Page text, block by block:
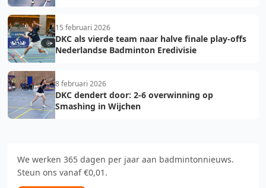
15 februari 2026
DKC als vierde team naar halve finale play-offs
Nederlandse Badminton Eredivisie
8 februari 2026
DKC dendert door: 2-6 overwinning op
Smashing in Wijchen
We werken 365 dagen per jaar aan badmintonnieuws.
Steun ons vanaf €0,01.